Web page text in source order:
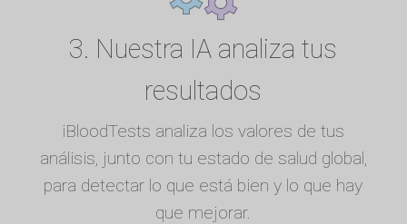
3. Nuestra IA analiza tus
resultados
iBloodTests analiza los valores de tus
análisis, junto con tu estado de salud global,
para detectar lo que está bien y lo que hay
que mejorar.